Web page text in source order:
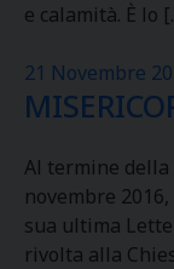
e calamità. È lo
21 Novembre
Al termine della
novembre
sua ultima
rivolta alla